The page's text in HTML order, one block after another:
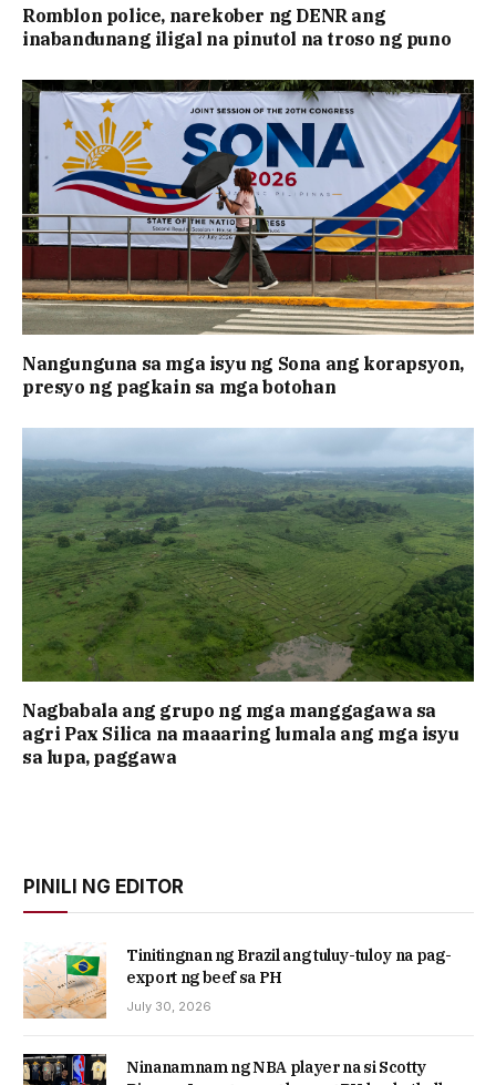
Romblon police, narekober ng DENR ang
inabandunang iligal na pinutol na troso ng puno
Nangunguna sa mga isyu ng Sona ang korapsyon,
presyo ng pagkain sa mga botohan
Nagbabala ang grupo ng mga manggagawa sa
agri Pax Silica na maaaring lumala ang mga isyu
sa lupa, paggawa
PINILI NG EDITOR
Tinitingnan ng Brazil ang tuluy-tuloy na pag-
export ng beef sa PH
July 30, 2026
Ninanamnam ng NBA player na si Scotty